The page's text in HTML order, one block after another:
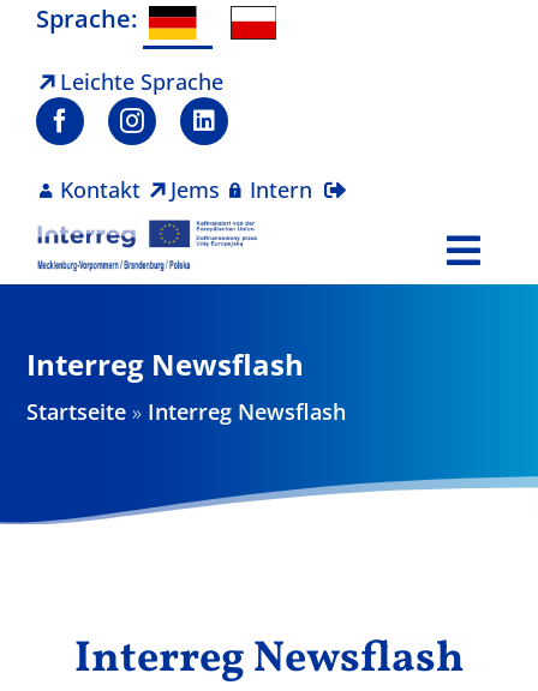
Zum
springen
Sprache:
Leichte Sprache
Kontakt Jems Intern
Projekte
Interreg Newsflash
Startseite » Interreg Newsflash
Interreg Newsflash